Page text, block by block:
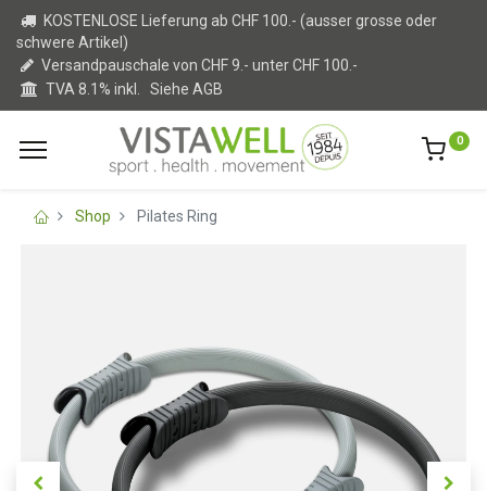
KOSTENLOSE Lieferung ab CHF 100.- (ausser grosse oder
schwere Artikel)
Versandpauschale von CHF 9.- unter CHF 100.-
TVA 8.1% inkl. Siehe AGB
0
Shop Pilates Ring